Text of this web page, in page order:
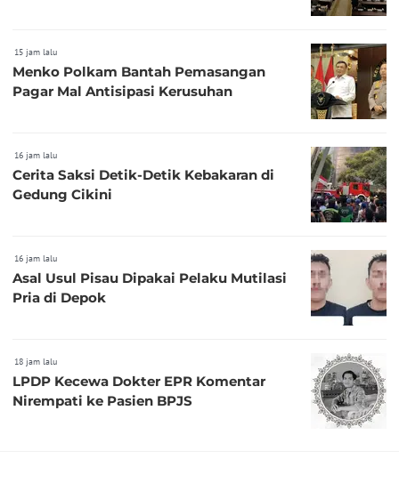
15 jam lalu
Menko Polkam Bantah Pemasangan
Pagar Mal Antisipasi Kerusuhan
16 jam lalu
Cerita Saksi Detik-Detik Kebakaran di
Gedung Cikini
16 jam lalu
Asal Usul Pisau Dipakai Pelaku Mutilasi
Pria di Depok
18 jam lalu
LPDP Kecewa Dokter EPR Komentar
Nirempati ke Pasien BPJS